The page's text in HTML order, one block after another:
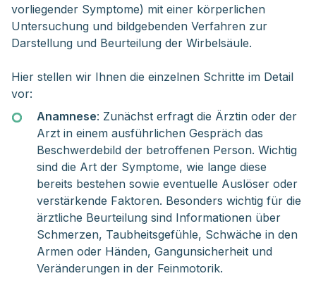
vorliegender Symptome) mit einer körperlichen
Untersuchung und bildgebenden Verfahren zur
Darstellung und Beurteilung der Wirbelsäule.
Hier stellen wir Ihnen die einzelnen Schritte im Detail
vor:
Anamnese: Zunächst erfragt die Ärztin oder der
Arzt in einem ausführlichen Gespräch das
Beschwerdebild der betroffenen Person. Wichtig
sind die Art der Symptome, wie lange diese
bereits bestehen sowie eventuelle Auslöser oder
verstärkende Faktoren. Besonders wichtig für die
ärztliche Beurteilung sind Informationen über
Schmerzen, Taubheitsgefühle, Schwäche in den
Armen oder Händen, Gangunsicherheit und
Veränderungen in der Feinmotorik.